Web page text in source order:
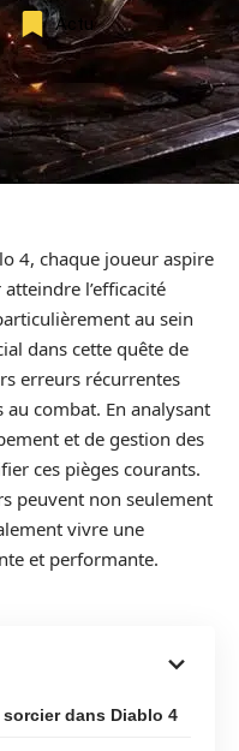
Actu
4, chaque joueur aspire
l’efficacité
au sein
dans cette quête de
erreurs récurrentes
combat. En analysant
et de gestion des
ces pièges courants.
peuvent non seulement
vivre une
et performante.
dans Diablo 4